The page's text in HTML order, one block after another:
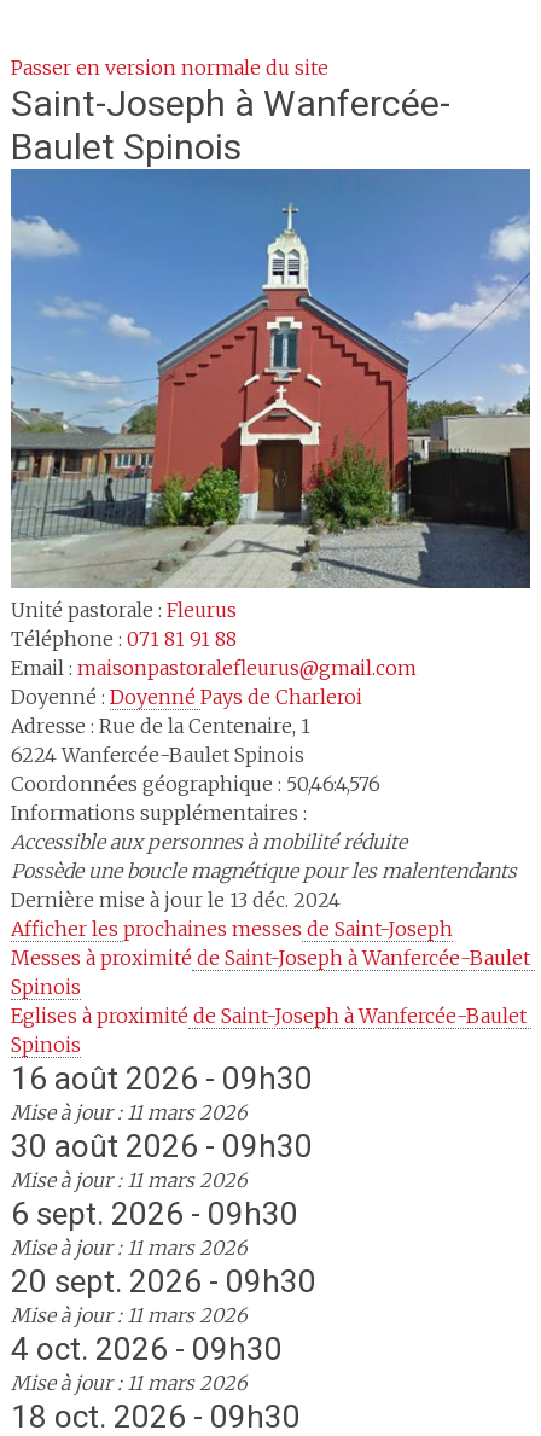
Passer en version normale du site
Saint-Joseph à Wanfercée-
Baulet Spinois
Unité pastorale : Fleurus
Téléphone : 071 81 91 88
Email : maisonpastoralefleurus@gmail.com
Doyenné : Doyenné Pays de Charleroi
Adresse : Rue de la Centenaire, 1
6224 Wanfercée-Baulet Spinois
Coordonnées géographique : 50,46:4,576
Informations supplémentaires :
Accessible aux personnes à mobilité réduite
Possède une boucle magnétique pour les malentendants
Dernière mise à jour le 13 déc. 2024
Afficher les prochaines messes de Saint-Joseph
Messes à proximité de Saint-Joseph à Wanfercée-Baulet
Spinois
Eglises à proximité de Saint-Joseph à Wanfercée-Baulet
Spinois
16 août 2026 - 09h30
Mise à jour : 11 mars 2026
30 août 2026 - 09h30
Mise à jour : 11 mars 2026
6 sept. 2026 - 09h30
Mise à jour : 11 mars 2026
20 sept. 2026 - 09h30
Mise à jour : 11 mars 2026
4 oct. 2026 - 09h30
Mise à jour : 11 mars 2026
18 oct. 2026 - 09h30